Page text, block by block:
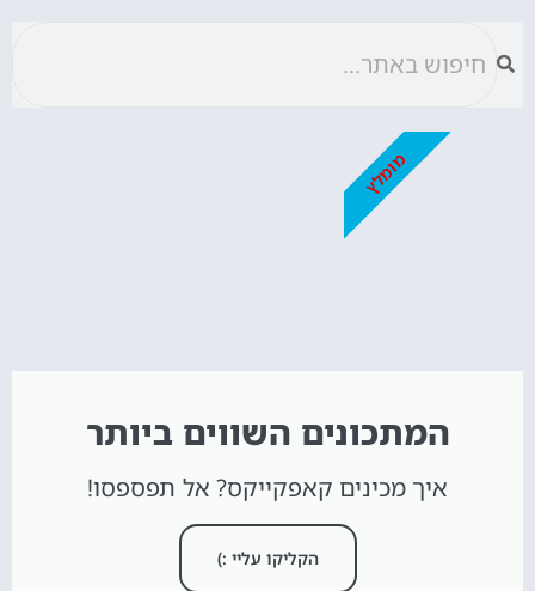
המתכונים השווים ביותר
איך מכינים קאפקייקס? אל תפספסו!
הקליקו עליי :)
מומלץ